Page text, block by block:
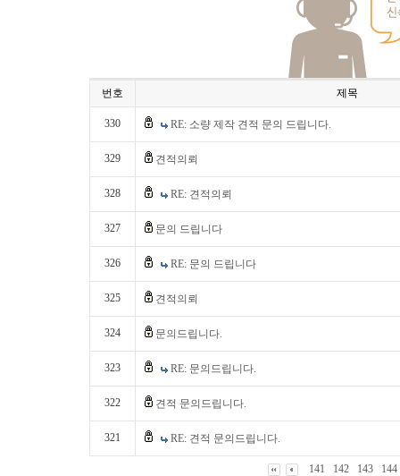
번호 제목
330 RE: 소량 제작 견적 문의 드립니다.
329 견적의뢰
328 RE: 견적의뢰
327 문의 드립니다
326 RE: 문의 드립니다
325 견적의뢰
324 문의드립니다.
323 RE: 문의드립니다.
322 견적 문의드립니다.
321 RE: 견적 문의드립니다.
141 142 143 144